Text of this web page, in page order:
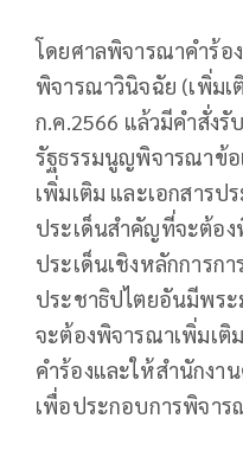
โดยศาลพิจารณาคำร้อ
พิจารณาวินิจฉัย (เพิ่มเ
ก.ค.2566 แล้วมีคำสั่งรั
รัฐธรรมนูญพิจารณาข้อ
เพิ่มเติม และเอกสารป
ประเด็นสำคัญที่จะต้อ
ประเด็นเชิงหลักการก
ประชาธิปไตยอันมีพร
จะต้องพิจารณาเพิ่มเติ
คำร้องและให้สำนักงา
เพื่อประกอบการพิจา